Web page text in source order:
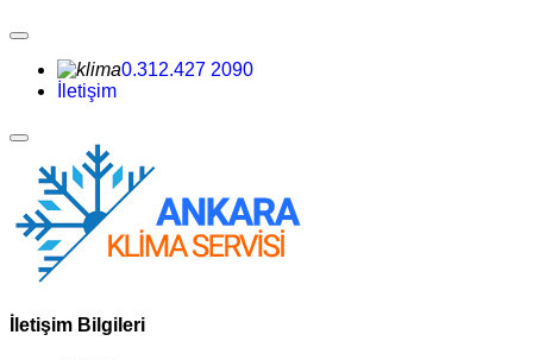
0.312.427 2090
İletişim
İletişim Bilgileri